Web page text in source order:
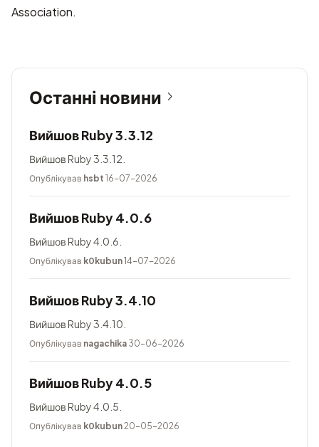
Association.
Останні новини
Вийшов Ruby 3.3.12
Вийшов Ruby 3.3.12.
Опублікував hsbt 16-07-2026
Вийшов Ruby 4.0.6
Вийшов Ruby 4.0.6.
Опублікував k0kubun14-07-2026
Вийшов Ruby 3.4.10
Вийшов Ruby 3.4.10.
Опублікував nagachika 30-06-2026
Вийшов Ruby 4.0.5
Вийшов Ruby 4.0.5.
Опублікував k0kubun20-05-2026